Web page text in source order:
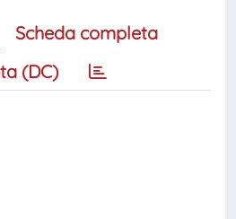
Scheda completa
(DC)